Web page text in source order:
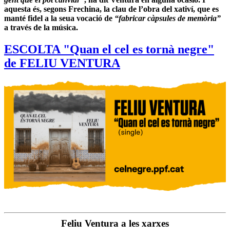
aquesta és, segons Frechina, la clau de l’obra del xativí, que es
manté fidel a la seua vocació de “fabricar càpsules de memòria”
a través de la música.
ESCOLTA "Quan el cel es tornà negre"
de FELIU VENTURA
Feliu Ventura a les xarxes